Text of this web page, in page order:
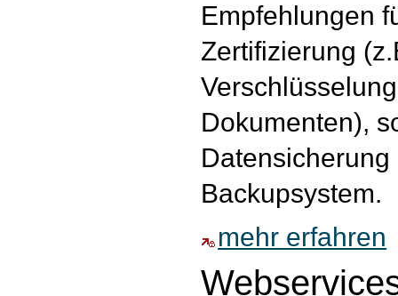
Empfehlungen
Zertifizierung
Dokumenten),
Backupsystem.
mehr erfahren